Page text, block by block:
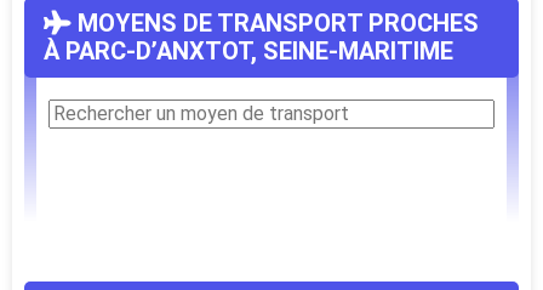
MOYENS DE TRANSPORT PROCHES
À PARC-D’ANXTOT, SEINE-MARITIME